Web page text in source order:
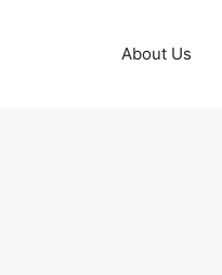
About Us